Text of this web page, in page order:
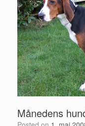
Månedens